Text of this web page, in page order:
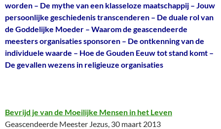
worden – De mythe van een klasseloze maatschappij – Jouw
persoonlijke geschiedenis transcenderen – De duale rol van
de Goddelijke Moeder – Waarom de geascendeerde
meesters organisaties sponsoren – De ontkenning van de
individuele waarde – Hoe de Gouden Eeuw tot stand komt –
De gevallen wezens in religieuze organisaties
Bevrijd je van de Moeilijke Mensen in het Leven
Geascendeerde Meester Jezus, 30 maart 2013